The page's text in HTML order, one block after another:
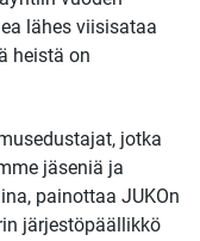
lähes viisisataa
heistä on
jotka
jäseniä ja
painottaa JUKOn
järjestöpäällikkö